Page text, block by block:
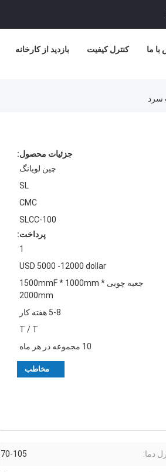
بازدید از کارخانه کنترل کیفیت با ما
جزئیات محصول:
چین لویانگ
SL
CMC
SLCC-100
پرداخت:
1
USD 5000 -12000 dollar
جعبه چوبی 1500mmF * 1000mm *
2000mm
5-8 هفته کار
T / T
10 مجموعه در هر ماه
مخاطب
دما: 70-105